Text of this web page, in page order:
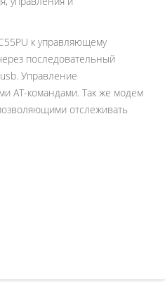
к управляющему
последовательный
Управление
AT-командами. Так же модем
отслеживать